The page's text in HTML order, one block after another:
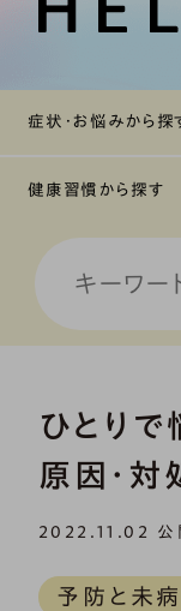
症状・お悩みから探
健康習慣から探す
ひとりで
原因・対
2022.11.02
予防と未